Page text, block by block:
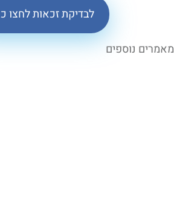
לבדיקת זכאות לחצו כאן »